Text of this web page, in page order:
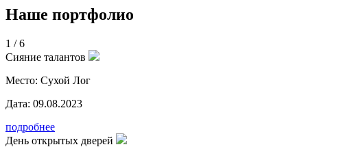
Наше портфолио
1 /6
Сияние талантов
Место: Сухой Лог
Дата: 09.08.2023
подробнее
День открытых дверей